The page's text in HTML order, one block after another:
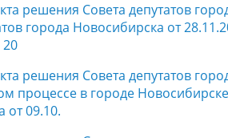
решения Совета депутатов
города Новосибирска от
решения Совета депутатов
процессе в городе
от 09.10.